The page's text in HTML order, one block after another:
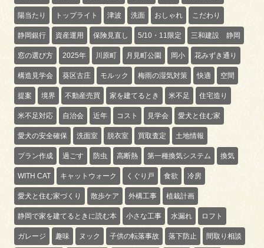
陽当たり トップライト 津波 洗面 おしゃれ こだわり
静岡銀行 資産運用 保険見直し 5/10・11限定 三和建設 静岡
窓の選び方 2025年 川原町 月見町公園 岡小 花みずき通り
構造見学会 葵区古庄 モルック 梅雨の湿気対策 快適 空間
提案 境界 不動産売買 家を建てるとき 米不足 住宅造り
米不足対応 自治会 近年 コスト 見学会 愛犬と住む家
愛犬の安全確保 洗面室 脱衣室 買取査定 土地情報
プラン作成 過ごす 防虫 高断熱 第一種換気システム 換気
WITH CAT キャットウォーク くぐり戸 食欲 冷房
愛犬と住む家づくり 散歩ケア 外構工事 植栽計画
静岡で家を建てるときに読む本 小さな工事 水漏れ ロフト
ガレージ 趣味 ヌック 子供の転落事故 落下防止 間取り相談